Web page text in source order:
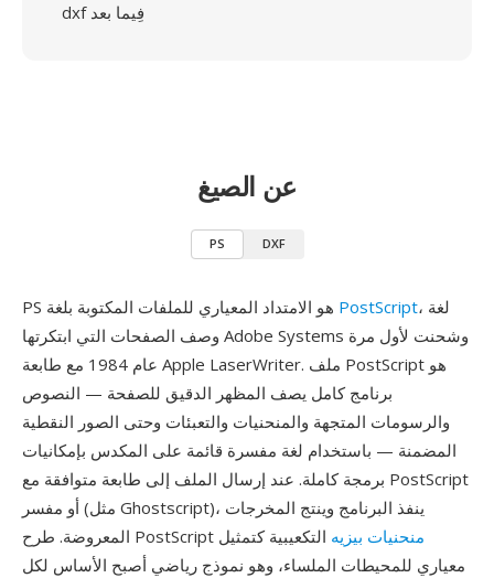
dxf فِيما بعد
عن الصيغ
PS DXF
PostScript، لغة
وصف الصفحات التي ابتكرتها Adobe Systems وشحنت لأول مرة
عام 1984 مع طابعة Apple LaserWriter. ملف PostScript هو
برنامج كامل يصف المظهر الدقيق للصفحة — النصوص
والرسومات المتجهة والمنحنيات والتعبئات وحتى الصور النقطية
المضمنة — باستخدام لغة مفسرة قائمة على المكدس بإمكانيات
برمجة كاملة. عند إرسال الملف إلى طابعة متوافقة مع PostScript
أو مفسر (مثل Ghostscript)، ينفذ البرنامج وينتج المخرجات
المعروضة. طرح PostScript
منحنيات بيزيه التكعيبية كتمثيل
معياري للمحيطات الملساء، وهو نموذج رياضي أصبح الأساس لكل